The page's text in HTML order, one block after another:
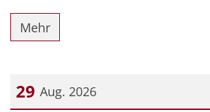
Mehr
29 Aug. 2026